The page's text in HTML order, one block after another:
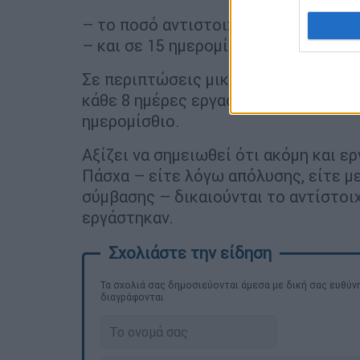
– το ποσό αντιστοιχεί σε μισό
– και σε 15 ημερομίσθια για όσους
Σε περιπτώσεις μικρότερης
κάθε 8 ημέρες εργασίας αντιστοιχεί
ημερομίσθιο.
Αξίζει να σημειωθεί ότι ακόμη και
Πάσχα – είτε λόγω απόλυσης, είτε
σύμβασης – δικαιούνται το
εργάστηκαν.
Τα σχολιά σας δημοσιεύονται άμεσα με δική σας
διαγράφονται